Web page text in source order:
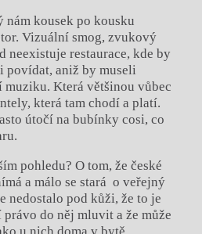
nám kousek po kousku
Vizuální smog, zvukový
neexistuje restaurace, kde by
povídat, aniž by museli
Která většinou vůbec
která tam chodí a platí.
útočí na bubínky cosi, co
pohledu? O tom, že české
a málo se stará o veřejný
nedostalo pod kůži, že to je
do něj mluvit a že může